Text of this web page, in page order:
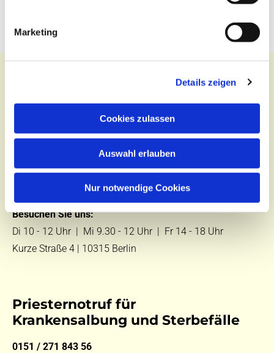
Marketing
Details zeigen
Cookies zulassen
Auswahl erlauben
Nur notwendige Cookies
Zentralbüro
(030) 643 849 70
kontakt@st-hildegard-von-bingen.de
Besuchen Sie uns:
Di 10 - 12 Uhr | Mi 9.30 - 12 Uhr | Fr 14 - 18 Uhr
Kurze Straße 4 | 10315 Berlin
Priesternotruf für
Krankensalbung und Sterbefälle
0151 / 271 843 56